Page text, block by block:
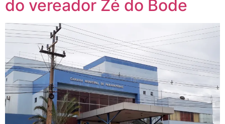
do vereador Zé do Bode